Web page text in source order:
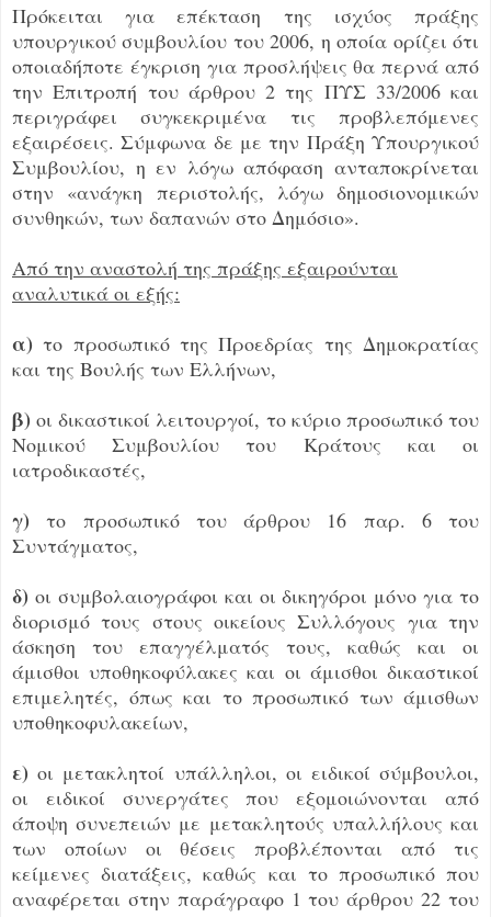
Πρόκειται για επέκταση της ισχύος πράξης
υπουργικού συμβουλίου του 2006, η οποία ορίζει ότι
οποιαδήποτε έγκριση για προσλήψεις θα περνά από
την Επιτροπή του άρθρου 2 της ΠΥΣ 33/2006 και
περιγράφει συγκεκριμένα τις προβλεπόμενες
εξαιρέσεις. Σύμφωνα δε με την Πράξη Υπουργικού
Συμβουλίου, η εν λόγω απόφαση ανταποκρίνεται
στην «ανάγκη περιστολής, λόγω δημοσιονομικών
συνθηκών, των δαπανών στο Δημόσιο».
Από την αναστολή της πράξης εξαιρούνται
αναλυτικά οι εξής:
α) το προσωπικό της Προεδρίας της Δημοκρατίας
και της Βουλής των Ελλήνων,
β) οι δικαστικοί λειτουργοί, το κύριο προσωπικό του
Νομικού Συμβουλίου του Κράτους και οι
ιατροδικαστές,
γ) το προσωπικό του άρθρου 16 παρ. 6 του
Συντάγματος,
δ) οι συμβολαιογράφοι και οι δικηγόροι μόνο για το
διορισμό τους στους οικείους Συλλόγους για την
άσκηση του επαγγέλματός τους, καθώς και οι
άμισθοι υποθηκοφύλακες και οι άμισθοι δικαστικοί
επιμελητές, όπως και το προσωπικό των άμισθων
υποθηκοφυλακείων,
ε) οι μετακλητοί υπάλληλοι, οι ειδικοί σύμβουλοι,
οι ειδικοί συνεργάτες που εξομοιώνονται από
άποψη συνεπειών με μετακλητούς υπαλλήλους και
των οποίων οι θέσεις προβλέπονται από τις
κείμενες διατάξεις, καθώς και το προσωπικό που
αναφέρεται στην παράγραφο 1 του άρθρου 22 του